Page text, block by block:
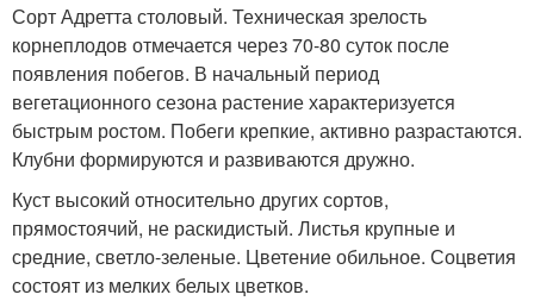
Сорт Адретта столовый. Техническая зрелость
корнеплодов отмечается через 70-80 суток после
появления побегов. В начальный период
вегетационного сезона растение характеризуется
быстрым ростом. Побеги крепкие, активно разрастаются.
Клубни формируются и развиваются дружно.
Куст высокий относительно других сортов,
прямостоячий, не раскидистый. Листья крупные и
средние, светло-зеленые. Цветение обильное. Соцветия
состоят из мелких белых цветков.